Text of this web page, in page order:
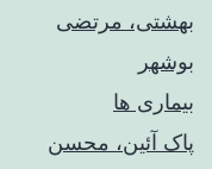
بهشتی، مرتضی
بوشهر
بیماری ها
پاک آئین، محسن